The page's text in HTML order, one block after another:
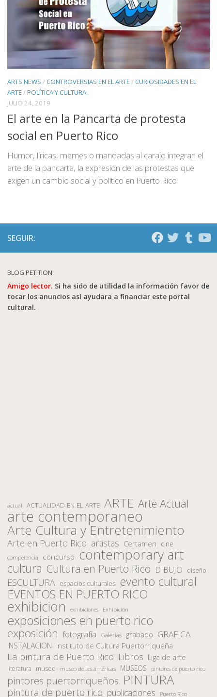
ARTS NEWS /CONTROVERSIAS EN EL ARTE /CURIOSIDADES EN EL
ARTE /POLÍTICA Y CULTURA
JULIO 24, 2019
El arte en la Pancarta de protesta
social en Puerto Rico
Humor, líricas, memes o mandadas al carajo integran el
arte de la pancarta, la expresión de las protestas que
exigen un cambio social y político en Puerto Rico
SEGUIR:
BLOG PETITION
Amigo lector. Si ha sido de utilidad la información favor de
tocar los anuncios así ayudara a financiar este portal
cultural.
actual ACTUALIDAD EN EL ARTE ARTE Arte Actual
arte contemporaneo
Arte Cultura y Entretenimiento
Arte en Puerto Rico artistas Certamen cine
competencia concurso contemporary art
cultura Cultura en Puerto Rico DIBUJO diseño
ESCULTURA espacios culturales evento cultural
EVENTOS EN PUERTO RICO
exhibicion exhibiciones Exhibición
exposiciones en puerto rico
exposición fotografía Galerias grabado GRAFICA
INSTALACION Instituto de Cultura Puertorriqueña
La pintura de Puerto Rico Libros Liga de arte
literatura museo museo de las americas MUSEOS pintores de puerto rico
pintores puertorriqueños PINTURA
pintura de puerto rico publicaciones Puerto Rico